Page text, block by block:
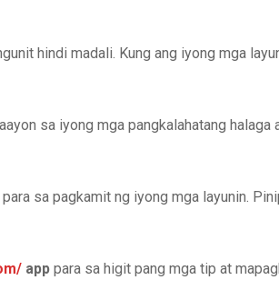
hindi madali. Kung ang iyong mga
sa iyong mga pangkalahatang
sa pagkamit ng iyong mga layunin.
app para sa higit pang mga tip at